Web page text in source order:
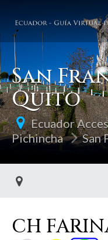
San
Quito
Ecuador
Pichincha
San
CH